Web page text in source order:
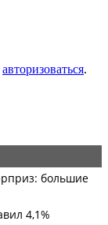
авторизоваться.